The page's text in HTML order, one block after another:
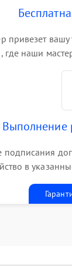
привезет
где наши
Выполнение
подписания
в
бесплатно